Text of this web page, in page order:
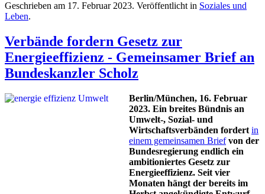
Geschrieben am 17. Februar 2023. Veröffentlicht in Soziales und
Leben.
Verbände fordern Gesetz zur
Energieeffizienz - Gemeinsamer Brief an
Bundeskanzler Scholz
Berlin/München, 16. Februar
2023. Ein breites Bündnis an
Umwelt-, Sozial- und
Wirtschaftsverbänden fordert in
einem gemeinsamen Briefvon der
Bundesregierung endlich ein
ambitioniertes Gesetz zur
Energieeffizienz. Seit vier
Monaten hängt der bereits im